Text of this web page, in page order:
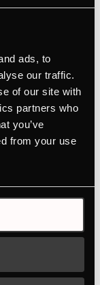
ads, to
our traffic.
of our site with
partners who
you’ve
from your use
все